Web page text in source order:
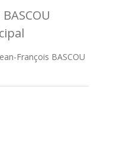
François BASCOU